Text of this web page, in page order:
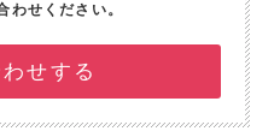
わせください。
せする